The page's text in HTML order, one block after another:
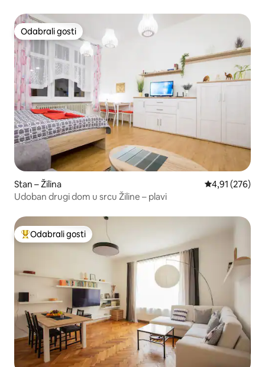
Odabrali gosti
Odabrali gosti
Stan – Žilina Prosječna
4,91 (276)
Udoban drugi dom u srcu Žiline – plavi
Među najviše rangiranima s oznakom „Odabrali gosti”
Odabrali gosti